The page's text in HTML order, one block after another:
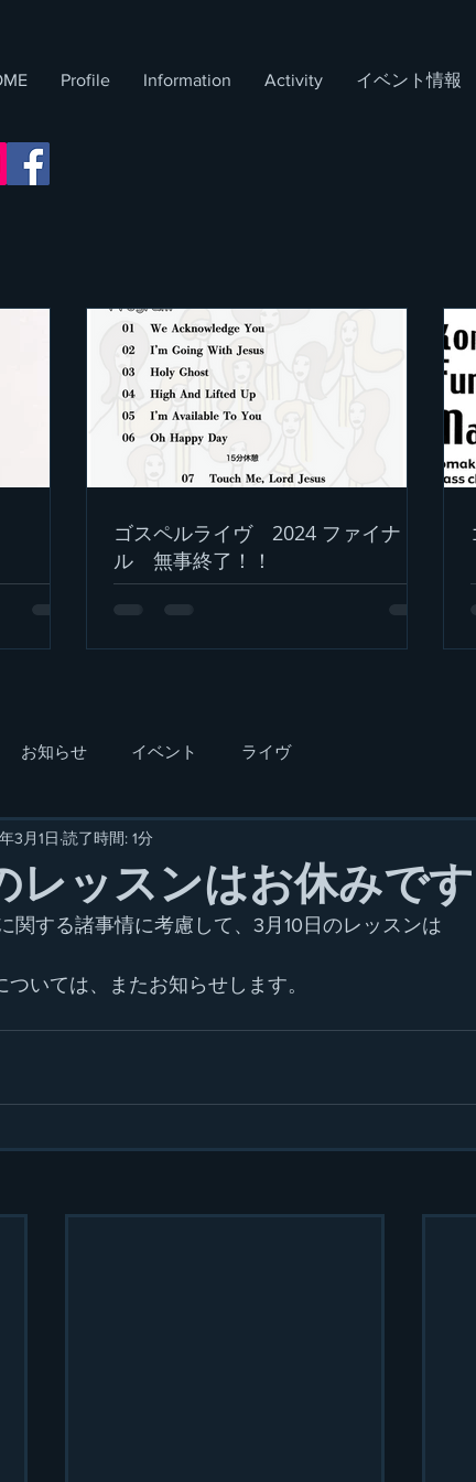
Profile Information ​Activity イベント情報
ゴスペルライヴ 2024 ファイナ
ル 無事終了！！
お知らせ イベント ライヴ
レッスンはお休みです
3月1日 読了時間: 1分
関する諸事情に考慮して、3月10日のレッスンは
いては、またお知らせします。